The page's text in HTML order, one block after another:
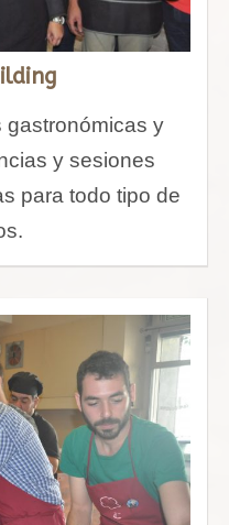
gastronómicas y
y sesiones
para todo tipo de